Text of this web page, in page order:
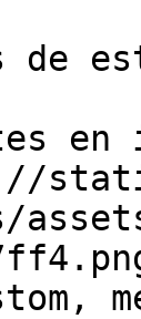
de
en